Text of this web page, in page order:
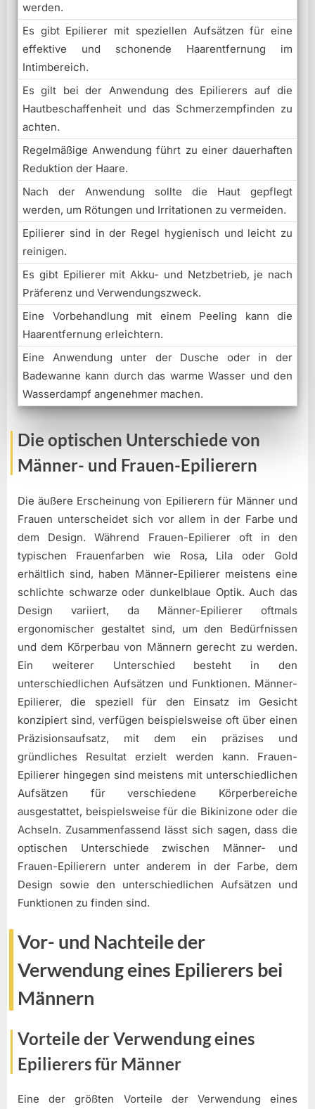
werden.
Es gibt Epilierer mit speziellen Aufsätzen für eine
effektive und schonende Haarentfernung im
Intimbereich.
Es gilt bei der Anwendung des Epilierers auf die
Hautbeschaffenheit und das Schmerzempfinden zu
achten.
Regelmäßige Anwendung führt zu einer dauerhaften
Reduktion der Haare.
Nach der Anwendung sollte die Haut gepflegt
werden, um Rötungen und Irritationen zu vermeiden.
Epilierer sind in der Regel hygienisch und leicht zu
reinigen.
Es gibt Epilierer mit Akku- und Netzbetrieb, je nach
Präferenz und Verwendungszweck.
Eine Vorbehandlung mit einem Peeling kann die
Haarentfernung erleichtern.
Eine Anwendung unter der Dusche oder in der
Badewanne kann durch das warme Wasser und den
Wasserdampf angenehmer machen.
Die optischen Unterschiede von
Männer- und Frauen-Epilierern
Die äußere Erscheinung von Epilierern für Männer und
Frauen unterscheidet sich vor allem in der Farbe und
dem Design. Während Frauen-Epilierer oft in den
typischen Frauenfarben wie Rosa, Lila oder Gold
erhältlich sind, haben Männer-Epilierer meistens eine
schlichte schwarze oder dunkelblaue Optik. Auch das
Design variiert, da Männer-Epilierer oftmals
ergonomischer gestaltet sind, um den Bedürfnissen
und dem Körperbau von Männern gerecht zu werden.
Ein weiterer Unterschied besteht in den
unterschiedlichen Aufsätzen und Funktionen. Männer-
Epilierer, die speziell für den Einsatz im Gesicht
konzipiert sind, verfügen beispielsweise oft über einen
Präzisionsaufsatz, mit dem ein präzises und
gründliches Resultat erzielt werden kann. Frauen-
Epilierer hingegen sind meistens mit unterschiedlichen
Aufsätzen für verschiedene Körperbereiche
ausgestattet, beispielsweise für die Bikinizone oder die
Achseln. Zusammenfassend lässt sich sagen, dass die
optischen Unterschiede zwischen Männer- und
Frauen-Epilierern unter anderem in der Farbe, dem
Design sowie den unterschiedlichen Aufsätzen und
Funktionen zu finden sind.
Vor- und Nachteile der
Verwendung eines Epilierers bei
Männern
Vorteile der Verwendung eines
Epilierers für Männer
Eine der größten Vorteile der Verwendung eines